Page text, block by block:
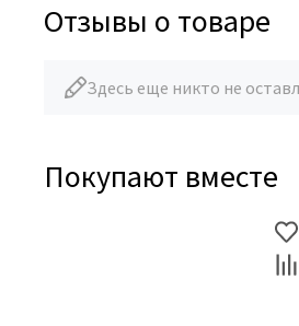
Отзывы о товаре
Здесь еще никто не
Покупают вместе